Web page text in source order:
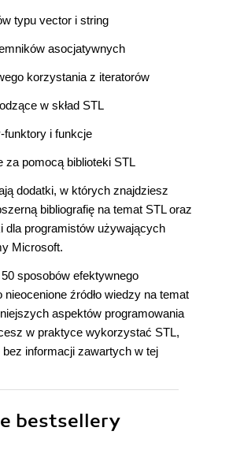
typu vector i string
asocjatywnych
korzystania z iteratorów
w skład STL
funktory i funkcje
za pomocą biblioteki STL
dodatki, w których znajdziesz
bibliografię na temat STL oraz
dla programistów używających
Microsoft.
sposobów efektywnego
źródło wiedzy na temat
aspektów programowania
w praktyce wykorzystać STL,
informacji zawartych w tej
bestsellery